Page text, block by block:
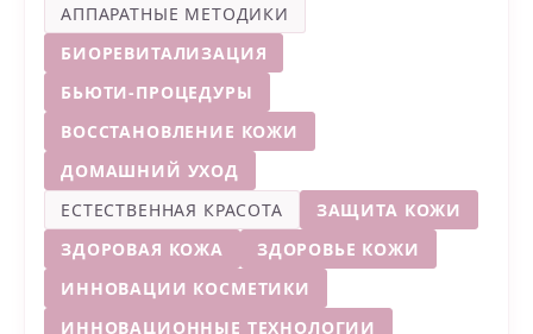
АППАРАТНЫЕ МЕТОДИКИ
БИОРЕВИТАЛИЗАЦИЯ
БЬЮТИ-ПРОЦЕДУРЫ
ВОССТАНОВЛЕНИЕ КОЖИ
ДОМАШНИЙ УХОД
ЕСТЕСТВЕННАЯ КРАСОТА
ЗАЩИТА КОЖИ
ЗДОРОВАЯ КОЖА
ЗДОРОВЬЕ КОЖИ
ИННОВАЦИИ КОСМЕТИКИ
ИННОВАЦИОННЫЕ ТЕХНОЛОГИИ